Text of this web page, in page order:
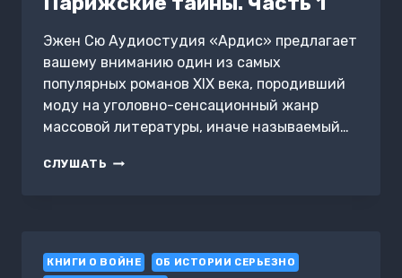
Эжен Сю Аудиостудия «Ардис» предлагает
вашему вниманию один из самых
популярных романов XIX века, породивший
моду на уголовно-сенсационный жанр
массовой литературы, иначе называемый…
СЛУШАТЬ ПАРИЖСКИЕ
КНИГИ О ВОЙНЕ
ОБ ИСТОРИИ СЕРЬЕЗНО